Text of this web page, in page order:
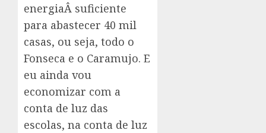
energiaÂ suficiente
para abastecer 40 mil
casas, ou seja, todo o
Fonseca e o Caramujo. E
eu ainda vou
economizar com a
conta de luz das
escolas, na conta de luz